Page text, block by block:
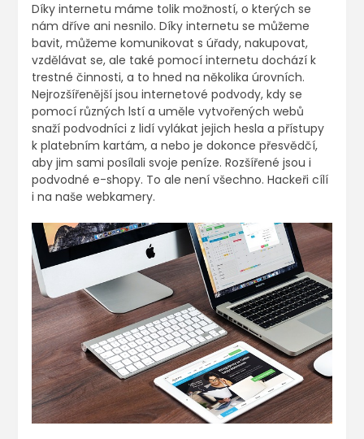
Díky internetu máme tolik možností, o kterých se
nám dříve ani nesnilo. Díky internetu se můžeme
bavit, můžeme komunikovat s úřady, nakupovat,
vzdělávat se, ale také pomocí internetu dochází k
trestné činnosti, a to hned na několika úrovních.
Nejrozšířenější jsou internetové podvody, kdy se
pomocí různých lstí a uměle vytvořených webů
snaží podvodníci z lidí vylákat jejich hesla a přístupy
k platebním kartám, a nebo je dokonce přesvědčí,
aby jim sami posílali svoje peníze. Rozšířené jsou i
podvodné e-shopy. To ale není všechno. Hackeři cílí
i na naše webkamery.